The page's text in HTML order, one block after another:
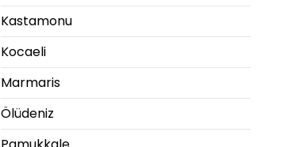
Kastamonu
Kocaeli
Marmaris
Ölüdeniz